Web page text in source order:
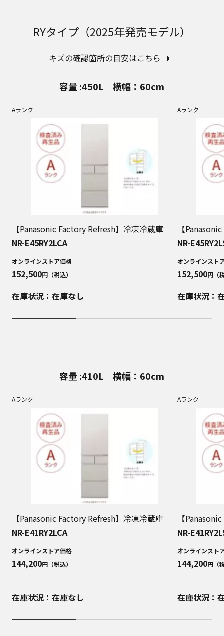
RYタイプ（2025年発売モデル）
キズの確認箇所の目安はこちら
容量 :450L 横幅：60cm
Aランク
【Panasonic Factory Refresh】冷凍冷蔵庫
NR-E45RY2LCA
オンラインストア価格
152,500円（税込）
在庫状況：在庫なし
Aランク
【
NR-
オンラインスト
152,500円（
在庫状況：
容量 :410L 横幅：60cm
Aランク
【Panasonic Factory Refresh】冷凍冷蔵庫
NR-E41RY2LCA
オンラインストア価格
144,200円（税込）
在庫状況：在庫なし
Aランク
【
NR-
オンラインスト
144,200円（
在庫状況：